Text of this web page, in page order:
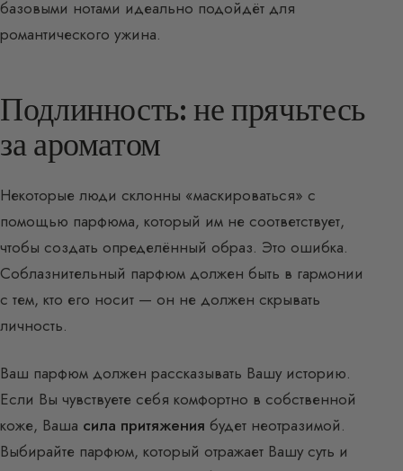
базовыми нотами идеально подойдёт для
романтического ужина.
Подлинность: не прячьтесь
за ароматом
Некоторые люди склонны «маскироваться» с
помощью парфюма, который им не соответствует,
чтобы создать определённый образ. Это ошибка.
Соблазнительный парфюм должен быть в гармонии
с тем, кто его носит — он не должен скрывать
личность.
Ваш парфюм должен рассказывать Вашу историю.
Если Вы чувствуете себя комфортно в собственной
коже, Ваша сила притяжения будет неотразимой.
Выбирайте парфюм, который отражает Вашу суть и